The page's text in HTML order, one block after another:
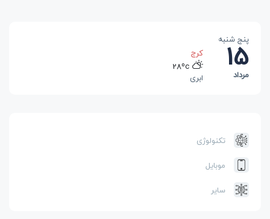
پنج شنبه
15
مرداد
کرج
28ºc
ابری
تکنولوژی
موبایل
سایر